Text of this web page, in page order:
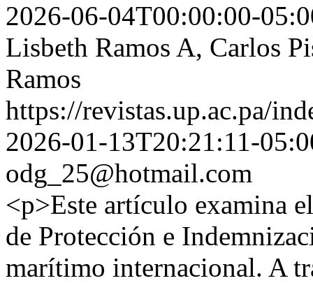
2026-06-04T00:00:00-
Lisbeth Ramos A, Carlos
Ramos
https://revistas.up.ac.pa/
2026-01-13T20:21:11-
odg_25@hotmail.com
<p>Este artículo examina
de Protección e
marítimo internacional. A